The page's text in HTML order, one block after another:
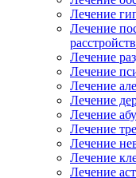
Лечение
Лечение
Лечение
Лечение
Лечение
Лечение
Лечение
Лечение
Лечение
Лечение
Лечение